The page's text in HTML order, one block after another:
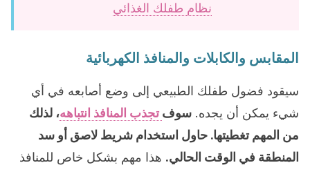
نظام طفلك الغذائي
المقابس والكابلات والمنافذ الكهربائية
سيقود فضول طفلك الطبيعي إلى وضع أصابعه في أي
شيء يمكن أن يجده. سوف تجذب المنافذ انتباهه، لذلك
من المهم تغطيتها. حاول استخدام شريط لاصق أو سد
المنطقة في الوقت الحالي. هذا مهم بشكل خاص للمنافذ